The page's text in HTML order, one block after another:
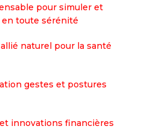
pour simuler et
toute sérénité
naturel pour la santé
gestes et postures
innovations financières